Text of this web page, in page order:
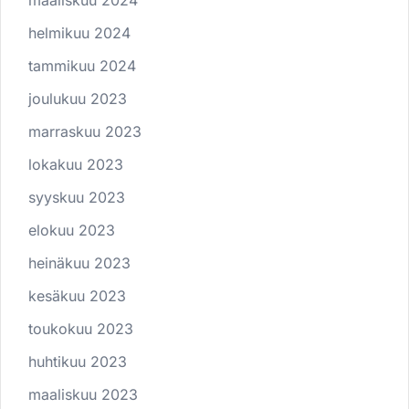
helmikuu 2024
tammikuu 2024
joulukuu 2023
marraskuu 2023
lokakuu 2023
syyskuu 2023
elokuu 2023
heinäkuu 2023
kesäkuu 2023
toukokuu 2023
huhtikuu 2023
maaliskuu 2023